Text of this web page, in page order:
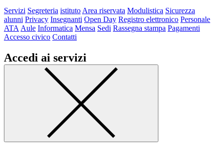
Servizi Segreteria istituto Area riservata Modulistica Sicurezza
alunni Privacy Insegnanti Open Day Registro elettronico Personale
ATA Aule Informatica Mensa Sedi Rassegna stampa Pagamenti
Accesso civico Contatti
Accedi ai servizi